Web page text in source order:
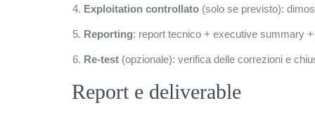
Exploitation controllato (solo se previsto):
Reporting: report tecnico + executive summary
Re-test (opzionale): verifica delle correzioni e
Report e deliverable